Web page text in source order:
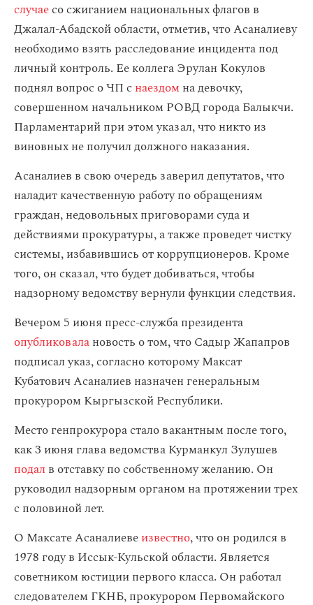
случаесо сжиганием национальных флагов в
Джалал-Абадской области, отметив, что Асаналиеву
необходимо взять расследование инцидента под
личный контроль. Ее коллега Эрулан Кокулов
поднял вопрос о ЧП снаездом на девочку,
совершенном начальником РОВД города Балыкчи.
Парламентарий при этом указал, что никто из
виновных не получил должного наказания.
Асаналиев в свою очередь заверил депутатов, что
наладит качественную работу по обращениям
граждан, недовольных приговорами суда и
действиями прокуратуры, а также проведет чистку
системы, избавившись от коррупционеров. Кроме
того, он сказал, что будет добиваться, чтобы
надзорному ведомству вернули функции следствия.
Вечером 5 июня пресс-служба президента
опубликовалановость о том, что Садыр Жапапров
подписал указ, согласно которому Максат
Кубатович Асаналиев назначен генеральным
прокурором Кыргызской Республики.
Место генпрокурора стало вакантным после того,
как 3 июня глава ведомства Курманкул Зулушев
подал в отставку по собственному желанию. Он
руководил надзорным органом на протяжении трех
с половиной лет.
О Максате Асаналиевеизвестно, что он родился в
1978 году в Иссык-Кульской области. Является
советником юстиции первого класса. Он работал
следователем ГКНБ, прокурором Первомайского